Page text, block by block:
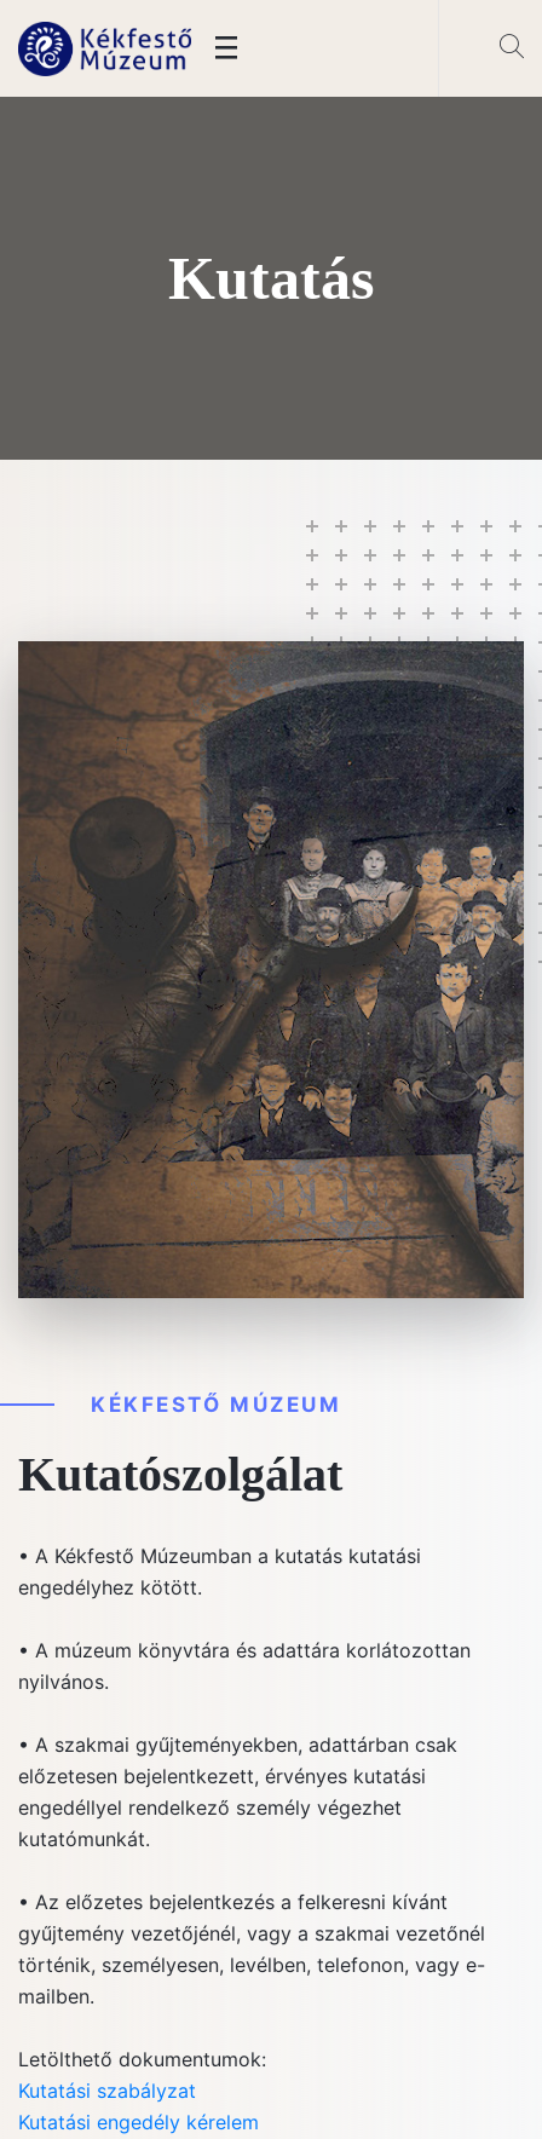
Kutatás
KÉKFESTŐ MÚZEUM
Kutatószolgálat
• A Kékfestő Múzeumban a kutatás kutatási
engedélyhez kötött.
• A múzeum könyvtára és adattára korlátozottan
nyilvános.
• A szakmai gyűjteményekben, adattárban csak
előzetesen bejelentkezett, érvényes kutatási
engedéllyel rendelkező személy végezhet
kutatómunkát.
• Az előzetes bejelentkezés a felkeresni kívánt
gyűjtemény vezetőjénél, vagy a szakmai vezetőnél
történik, személyesen, levélben, telefonon, vagy e-
mailben.
Letölthető dokumentumok:
Kutatási szabályzat
Kutatási engedély kérelem